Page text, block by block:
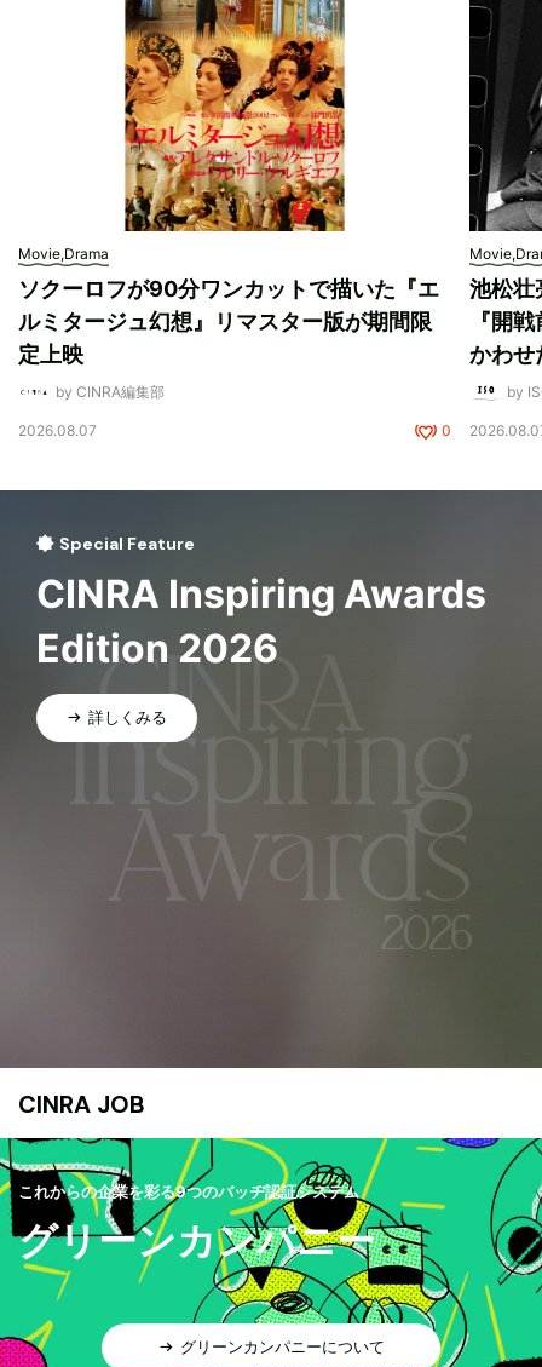
Movie,Drama
ソクーロフが90分ワンカットで描いた『エ
ルミタージュ幻想』リマスター版が期間限
定上映
by CINRA編集部
2026.08.07 0
池松壮
『開
かわせ
by
Special Feature
CINRA Inspiring Awards
Edition 2026
詳しくみる
CINRA JOB
これからの企業を彩る9つのバッヂ認証システム
グリーンカンパニー
グリーンカンパニーについて